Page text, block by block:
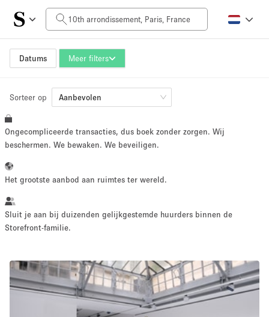
Datums Meer filters
Prijs per dag
0€
Grootte ruimte
10 m² 500+ m²
~ 13 mensen
Conferentie Vergadering Kantoor
Winkel
Sorteer op Aanbevolen
Ongecompliceerde transacties, dus boek zonder zorgen. Wij
beschermen. We bewaken. We beveiligen.
Het grootste aanbod aan ruimtes ter wereld.
Sluit je aan bij duizenden gelijkgestemde huurders binnen de
Storefront-familie.